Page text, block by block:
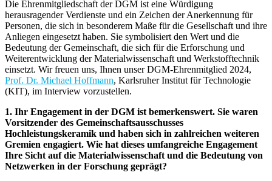
Die Ehrenmitgliedschaft der DGM ist eine Würdigung
herausragender Verdienste und ein Zeichen der Anerkennung für
Personen, die sich in besonderem Maße für die Gesellschaft und ihre
Anliegen eingesetzt haben. Sie symbolisiert den Wert und die
Bedeutung der Gemeinschaft, die sich für die Erforschung und
Weiterentwicklung der Materialwissenschaft und Werkstofftechnik
einsetzt. Wir freuen uns, Ihnen unser DGM-Ehrenmitglied 2024,
Prof. Dr. Michael Hoffmann, Karlsruher Institut für Technologie
(KIT), im Interview vorzustellen.
1. Ihr Engagement in der DGM ist bemerkenswert. Sie waren
Vorsitzender des Gemeinschaftsausschusses
Hochleistungskeramik und haben sich in zahlreichen weiteren
Gremien engagiert. Wie hat dieses umfangreiche Engagement
Ihre Sicht auf die Materialwissenschaft und die Bedeutung von
Netzwerken in der Forschung geprägt?